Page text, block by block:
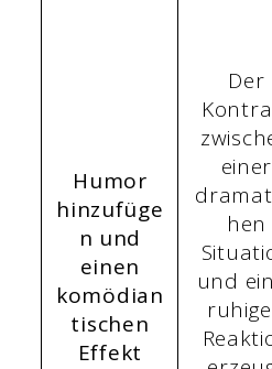
Humor
hinzufüge
n und
einen
komödian
tischen
Effekt
Der
einer
hen
und